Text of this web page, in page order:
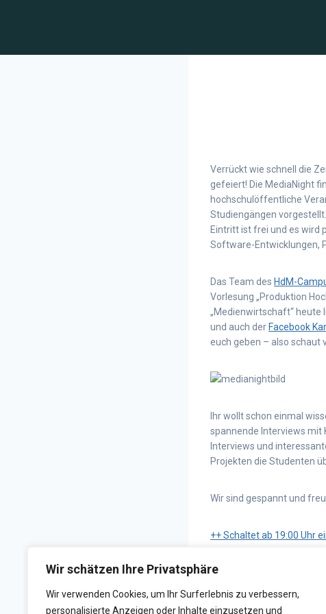
Wir schätzen Ihre Privatsphäre
Wir verwenden Cookies, um Ihr Surferlebnis zu verbessern,
personalisierte Anzeigen oder Inhalte einzusetzen und
Verrückt wie schnell die
gefeiert! Die MediaNight
hochschulöffentliche
Studiengängen
Eintritt ist frei und es wird
Software-Entwicklungen,
Das Team des HdM-
Vorlesung „Produktion
„Medienwirtschaft“ heute
und auch der Facebook
euch geben – also schaut
Ihr wollt schon einmal
spannende Interviews mit
Interviews und
Projekten die Studenten
Wir sind gespannt und
++ Schaltet ab 19:00 Uhr